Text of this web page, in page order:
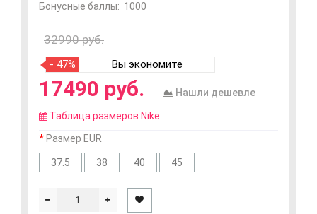
Бонусные баллы: 1000
32990 руб.
- 47% Вы экономите
17490 руб. Нашли дешевле
Таблица размеров Nike
Размер EUR
37.5 38 40 45